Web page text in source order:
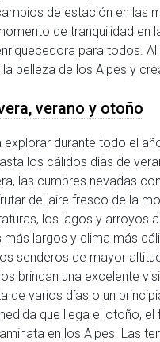
de estación en las
de tranquilidad en
para todos.
belleza de los Alpes y
verano y otoño
durante todo el
los cálidos días de
las cumbres nevadas
del aire fresco de la
los lagos y arroyos
más largos y clima más
senderos de mayor
brindan una excelente
varios días o un
que llega el otoño,
en los Alpes. Las